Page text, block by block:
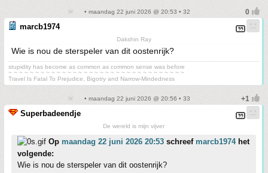
• maandag 22 juni 2026 @ 20:53 • 32
marcb1974
Dakshin Ray
Wie is nou de sterspeler van dit oostenrijk?
stupidity has become as common as common sense was before
~ ~ ~ ~ ~ ~ ~ ~ ~ ~ ~ ~ ~ ~ ~ ~ ~ ~ ~ ~ ~ ~ ~ ~ ~ ~ ~ ~ ~ ~ ~ ~ ~
Travel Is Fatal To Prejudice, Bigotry and Narrow-Mindedness
• maandag 22 juni 2026 @ 20:56 • 33
Superbadeendje
De wereld is mijn vijver
Op maandag 22 juni 2026 20:53 schreef marcb1974het
volgende:
Wie is nou de sterspeler van dit oostenrijk?